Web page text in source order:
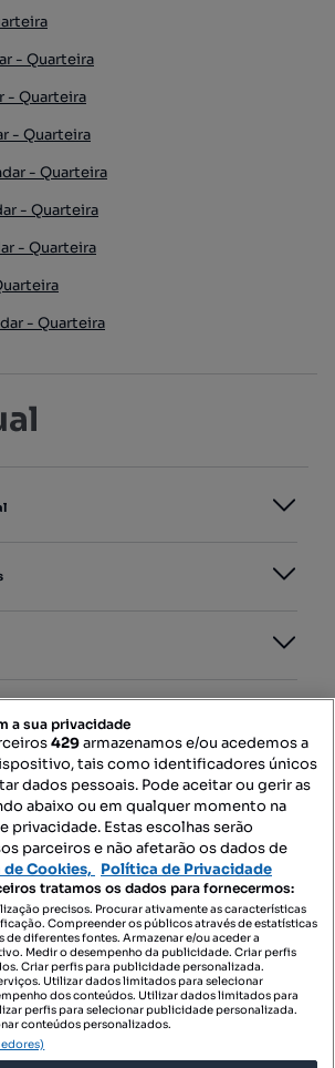
- Quarteira
- Quarteira
- Quarteira
- Quarteira
- Quarteira
- Quarteira
- Quarteira
SIGA-NOS:
DESCARREGAR NA:
a sua privacidade
429armazenamos e/ou acedemos a
tais como identificadores únicos
dados pessoais. Pode aceitar ou gerir as
abaixo ou em qualquer momento na
privacidade. Estas escolhas serão
parceiros e não afetarão os dados de
Cookies, Política de Privacidade
tratamos os dados para fornecermos:
precisos. Procurar ativamente as características
Compreender os públicos através de estatísticas
diferentes fontes. Armazenar e/ou aceder a
Medir o desempenho da publicidade. Criar perfis
Criar perfis para publicidade personalizada.
Utilizar dados limitados para selecionar
dos conteúdos. Utilizar dados limitados para
perfis para selecionar publicidade personalizada.
conteúdos personalizados.